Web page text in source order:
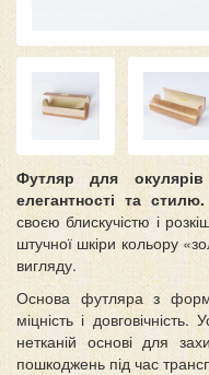
Футляр для
елегантності та стилю.
своєю блискучістю і
штучної шкіри кольору
вигляду.
Основа футляра з
міцність і
нетканій основі для
пошкоджень під час